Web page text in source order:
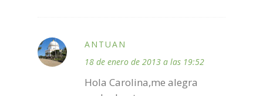
ANTUAN
18 de enero de 2013 a las 19:52
Hola Carolina,me alegra